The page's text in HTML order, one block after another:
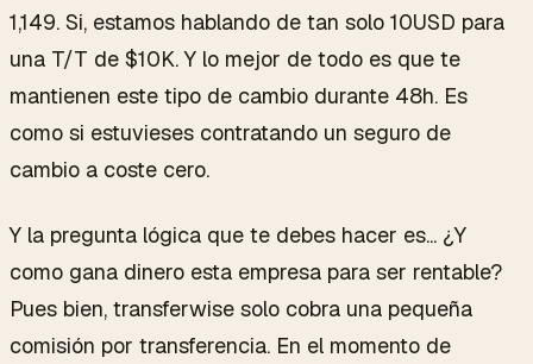
1,149. Si, estamos hablando de tan solo 10USD para
una T/T de $10K. Y lo mejor de todo es que te
mantienen este tipo de cambio durante 48h. Es
como si estuvieses contratando un seguro de
cambio a coste cero.
Y la pregunta lógica que te debes hacer es... ¿Y
como gana dinero esta empresa para ser rentable?
Pues bien, transferwise solo cobra una pequeña
comisión por transferencia. En el momento de